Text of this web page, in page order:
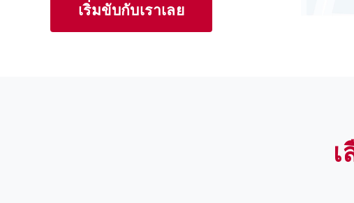
เริ่มขับกับเราเลย